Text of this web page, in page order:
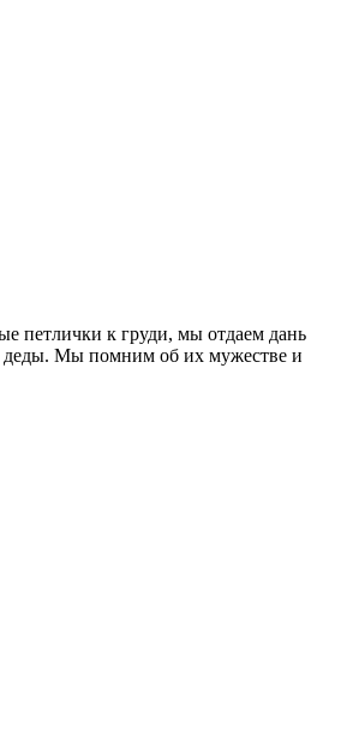
петлички к груди, мы отдаем дань
деды. Мы помним об их мужестве и